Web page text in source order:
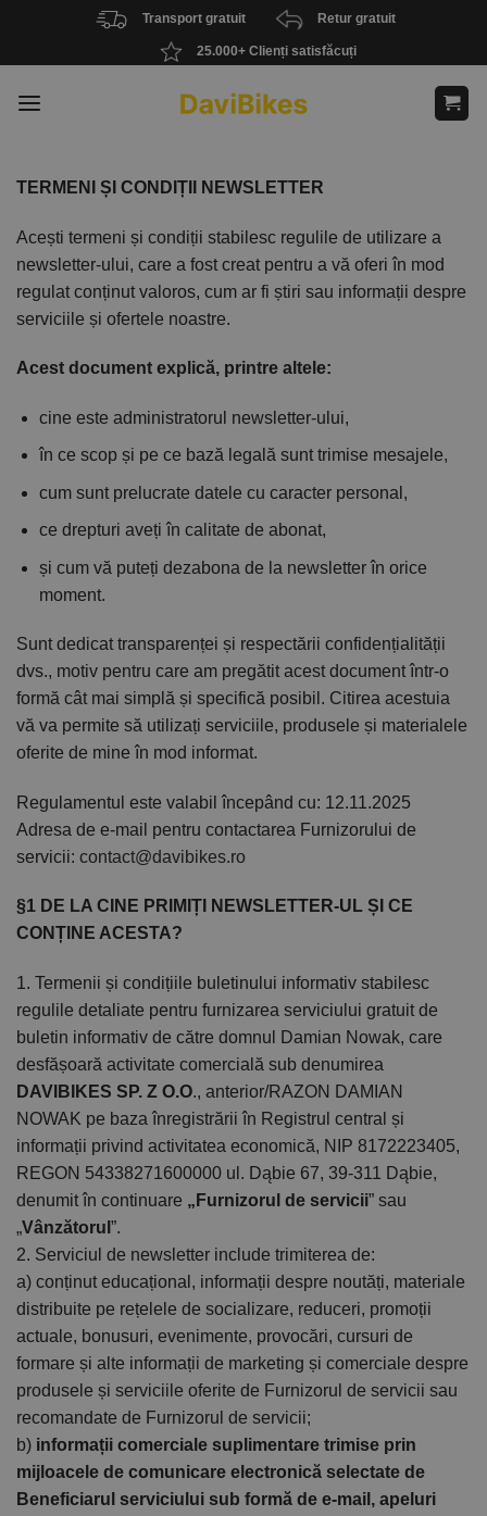
content
Transport gratuit Retur gratuit
25.000+ Clienți satisfăcuți
TERMENI ȘI CONDIȚII NEWSLETTER
Acești termeni și condiții stabilesc regulile de utilizare a
newsletter-ului, care a fost creat pentru a vă oferi în mod
regulat conținut valoros, cum ar fi știri sau informații despre
serviciile și ofertele noastre.
Acest document explică, printre altele:
cine este administratorul newsletter-ului,
în ce scop și pe ce bază legală sunt trimise mesajele,
cum sunt prelucrate datele cu caracter personal,
ce drepturi aveți în calitate de abonat,
și cum vă puteți dezabona de la newsletter în orice
moment.
Sunt dedicat transparenței și respectării confidențialității
dvs., motiv pentru care am pregătit acest document într-o
formă cât mai simplă și specifică posibil. Citirea acestuia
vă va permite să utilizați serviciile, produsele și materialele
oferite de mine în mod informat.
Regulamentul este valabil începând cu: 12.11.2025
Adresa de e-mail pentru contactarea Furnizorului de
servicii: contact@davibikes.ro
§1 DE LA CINE PRIMIȚI NEWSLETTER-UL ȘI CE
CONȚINE ACESTA?
1. Termenii și condițiile buletinului informativ stabilesc
regulile detaliate pentru furnizarea serviciului gratuit de
buletin informativ de către domnul Damian Nowak, care
desfășoară activitate comercială sub denumirea
DAVIBIKES SP. Z O.O., anterior/RAZON DAMIAN
NOWAK pe baza înregistrării în Registrul central și
informații privind activitatea economică, NIP 8172223405,
REGON 54338271600000 ul. Dąbie 67, 39-311 Dąbie,
denumit în continuare „Furnizorul de servicii” sau
„Vânzătorul ”.
2. Serviciul de newsletter include trimiterea de:
a) conținut educațional, informații despre noutăți, materiale
distribuite pe rețelele de socializare, reduceri, promoții
actuale, bonusuri, evenimente, provocări, cursuri de
formare și alte informații de marketing și comerciale despre
produsele și serviciile oferite de Furnizorul de servicii sau
recomandate de Furnizorul de servicii;
b) informații comerciale suplimentare trimise prin
mijloacele de comunicare electronică selectate de
Beneficiarul serviciului sub formă de e-mail, apeluri